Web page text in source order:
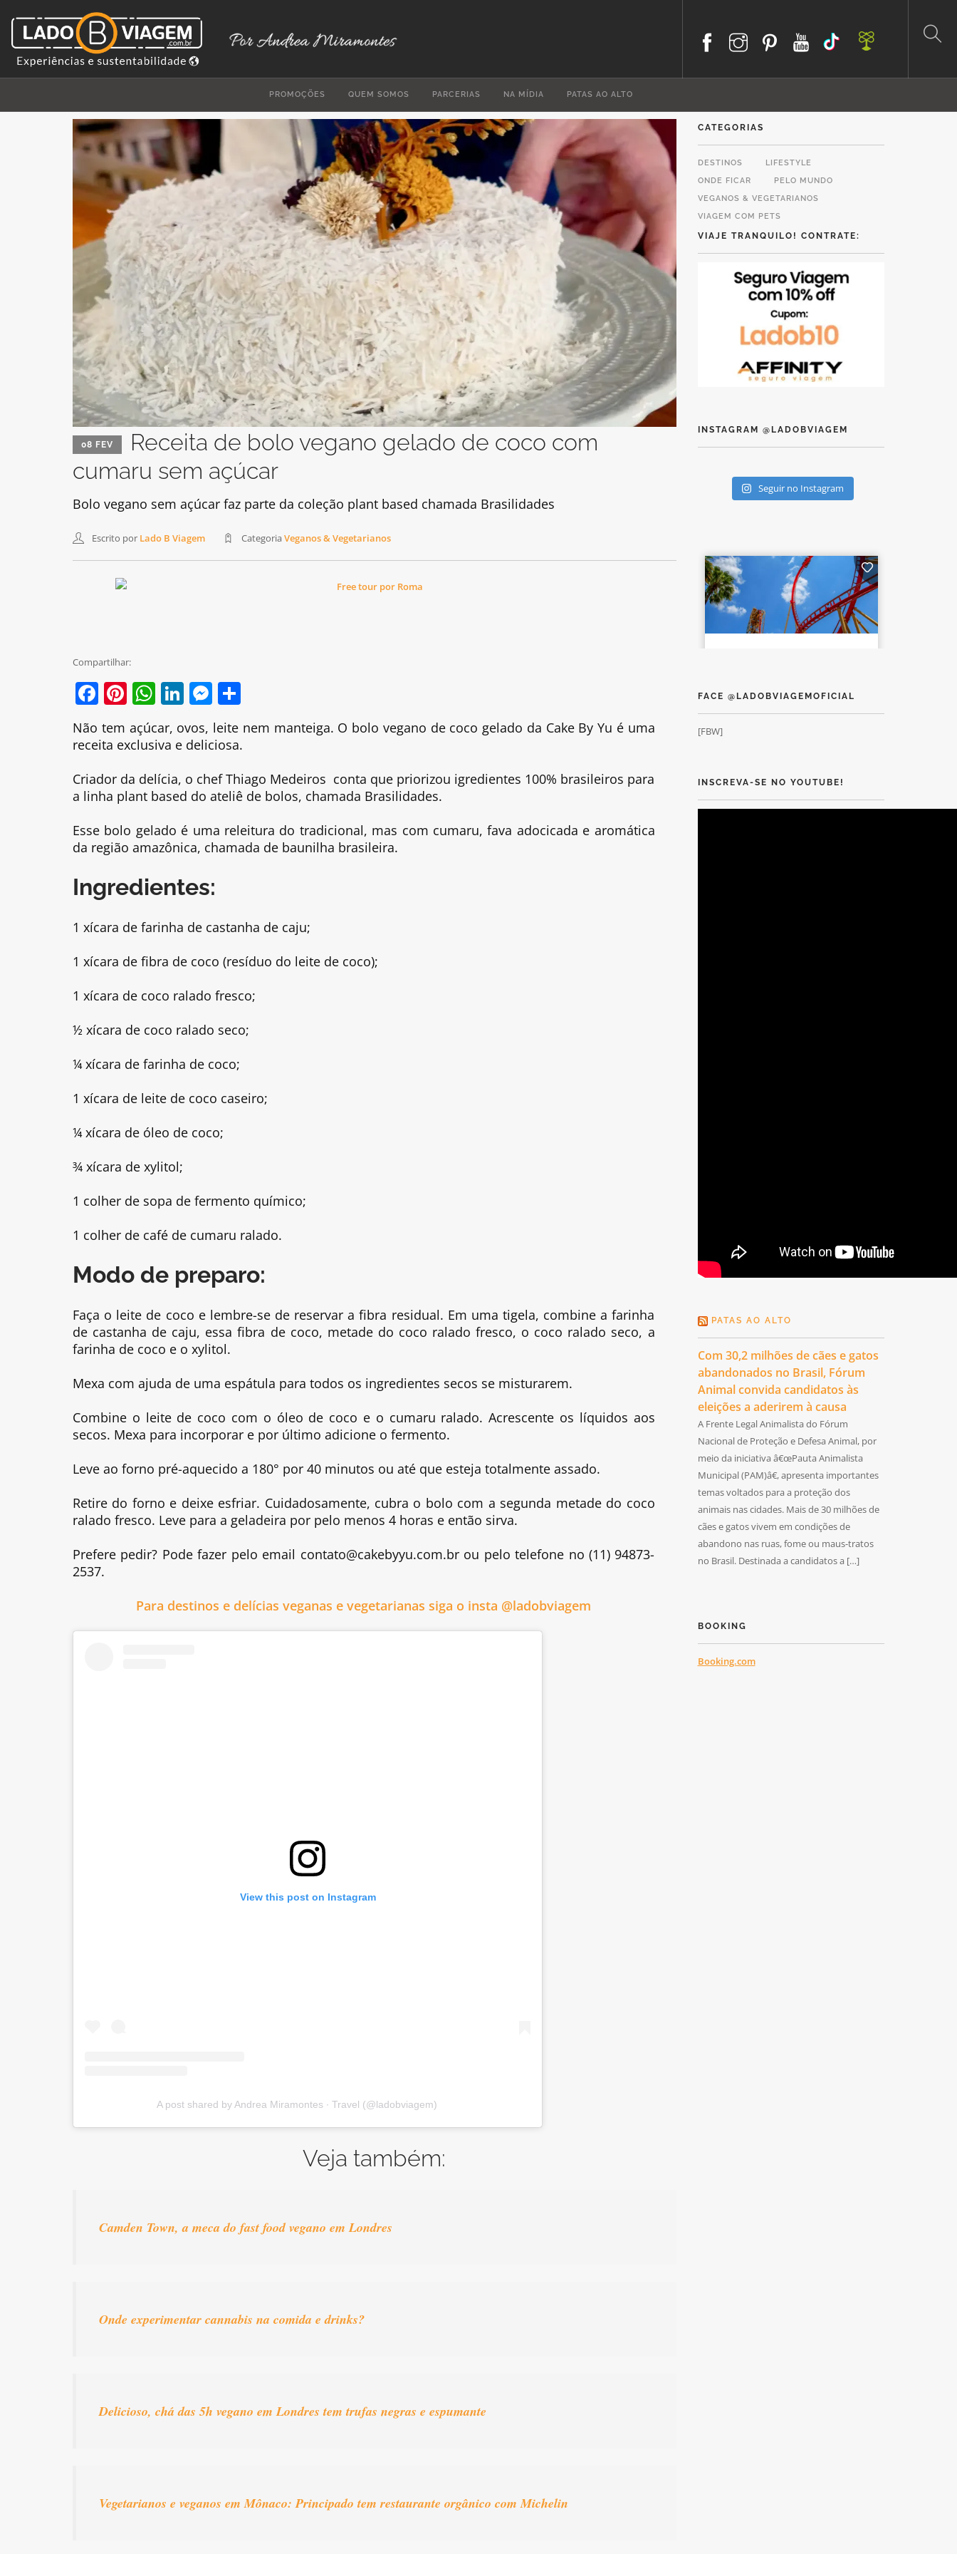
PROMOÇÕES QUEM SOMOS PARCERIAS NA MÍDIA PATAS AO ALTO
08 FEV
Receita de bolo vegano gelado de coco com
cumaru sem açúcar
Bolo vegano sem açúcar faz parte da coleção plant based chamada Brasilidades
Escrito por Lado B Viagem Categoria Veganos & Vegetarianos
Compartilhar:
Facebook
Pinterest
WhatsApp
LinkedIn
Messenger
Não tem açúcar, ovos, leite nem manteiga. O bolo vegano de coco gelado da Cake By Yu é uma
receita exclusiva e deliciosa.
Criador da delícia, o chef Thiago Medeiros conta que priorizou igredientes 100% brasileiros para
a linha plant based do ateliê de bolos, chamada Brasilidades.
Esse bolo gelado é uma releitura do tradicional, mas com cumaru, fava adocicada e aromática
da região amazônica, chamada de baunilha brasileira.
Ingredientes:
1 xícara de farinha de castanha de caju;
1 xícara de fibra de coco (resíduo do leite de coco);
1 xícara de coco ralado fresco;
½ xícara de coco ralado seco;
¼ xícara de farinha de coco;
1 xícara de leite de coco caseiro;
¼ xícara de óleo de coco;
¾ xícara de xylitol;
1 colher de sopa de fermento químico;
1 colher de café de cumaru ralado.
Modo de preparo:
Faça o leite de coco e lembre-se de reservar a fibra residual. Em uma tigela, combine a farinha
de castanha de caju, essa fibra de coco, metade do coco ralado fresco, o coco ralado seco, a
farinha de coco e o xylitol.
Mexa com ajuda de uma espátula para todos os ingredientes secos se misturarem.
Combine o leite de coco com o óleo de coco e o cumaru ralado. Acrescente os líquidos aos
secos. Mexa para incorporar e por último adicione o fermento.
Leve ao forno pré-aquecido a 180° por 40 minutos ou até que esteja totalmente assado.
Retire do forno e deixe esfriar. Cuidadosamente, cubra o bolo com a segunda metade do coco
ralado fresco. Leve para a geladeira por pelo menos 4 horas e então sirva.
Prefere pedir? Pode fazer pelo email contato@cakebyyu.com.br ou pelo telefone no (11) 94873-
2537.
Para destinos e delícias veganas e vegetarianas siga o insta @ladobviagem
View this post on Instagram
A post shared by Andrea Miramontes ∙ Travel (@ladobviagem)
Veja também:
Camden Town, a meca do fast food vegano em Londres
Onde experimentar cannabis na comida e drinks?
Delicioso, chá das 5h vegano em Londres tem trufas negras e espumante
Vegetarianos e veganos em Mônaco: Principado tem restaurante orgânico com Michelin
CATEGORIAS
DESTINOS
LIFESTYLE
ONDE FICAR
PELO MUNDO
VEGANOS & VEGETARIANOS
VIAGEM COM PETS
VIAJE TRANQUILO! CONTRATE:
INSTAGRAM @LADOBVIAGEM
Seguir no Instagram
FACE @LADOBVIAGEMOFICIAL
[FBW]
INSCREVA-SE NO YOUTUBE!
PATAS AO ALTO
Com 30,2 milhões de cães e gatos
abandonados no Brasil, Fórum
Animal convida candidatos às
eleições a aderirem à causa
A Frente Legal Animalista do Fórum
Nacional de Proteção e Defesa Animal, por
meio da iniciativa â€œPauta Animalista
Municipal (PAM)â€, apresenta importantes
temas voltados para a proteção dos
animais nas cidades. Mais de 30 milhões de
cães e gatos vivem em condições de
abandono nas ruas, fome ou maus-tratos
no Brasil. Destinada a candidatos a […]
BOOKING
Booking.com